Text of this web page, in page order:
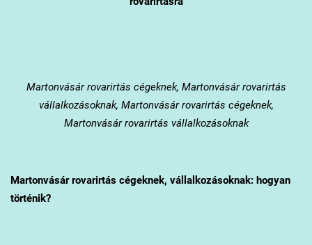
Martonvásárrovarirtás cégeknek, Martonvásár rovarirtás
vállalkozásoknak, Martonvásár rovarirtás cégeknek,
Martonvásár rovarirtás vállalkozásoknak
Martonvásárrovarirtás cégeknek, vállalkozásoknak: hogyan
történik?